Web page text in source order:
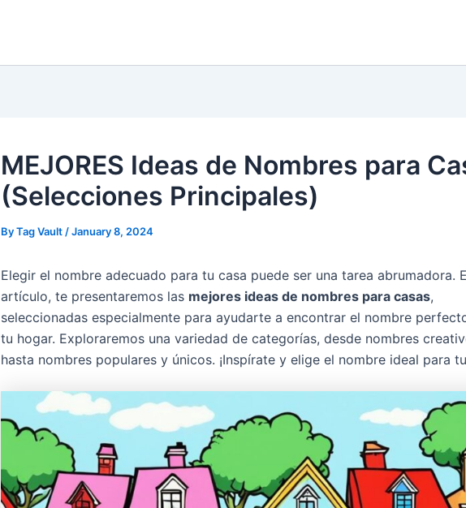
MEJORES Ideas de Nombres para
(Selecciones Principales)
ByTag Vault /January 8, 2024
Elegir el nombre adecuado para tu casa puede ser una tarea abrumadora.
artículo, te presentaremos las mejores ideas de nombres para casas,
seleccionadas especialmente para ayudarte a encontrar el nombre
tu hogar. Exploraremos una variedad de categorías, desde nombres
hasta nombres populares y únicos. ¡Inspírate y elige el nombre ideal para